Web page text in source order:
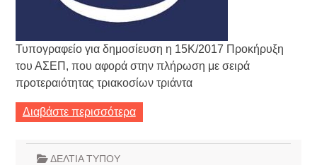
Τυπογραφείο για δημοσίευση η 15Κ/2017 Προκήρυξη
του ΑΣΕΠ, που αφορά στην πλήρωση με σειρά
προτεραιότητας τριακοσίων τριάντα
Διαβάστε περισσότερα
ΔΕΛΤΙΑ ΤΥΠΟΥ